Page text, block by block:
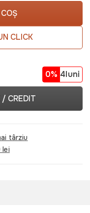
CLICK
0% 4luni
/ CREDIT
târziu
lei